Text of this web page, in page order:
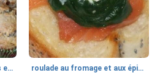
Muffins géants aux carottes et à la banane de Nif roulade au fromage et aux épinards